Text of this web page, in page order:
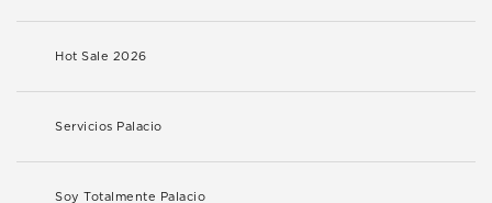
Hot Sale 2026
Servicios Palacio
Soy Totalmente Palacio